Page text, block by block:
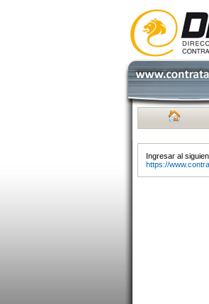
Ingresar al
https://